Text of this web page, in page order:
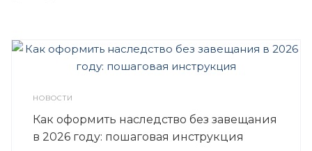
НОВОСТИ
Как оформить наследство без завещания
в 2026 году: пошаговая инструкция